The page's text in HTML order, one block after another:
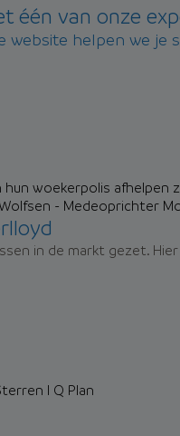
één van onze
website helpen we je
hun woekerpolis
- Medeoprichter
in de markt gezet.
I Q Plan